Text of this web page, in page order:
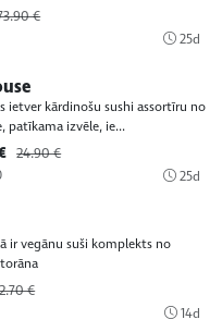
€
25d
ietver kārdinošu sushi assortīru no
patīkama izvēle, ie...
24.90 €
25d
ir vegānu suši komplekts no
€
14d